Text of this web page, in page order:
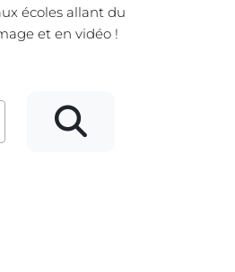
écoles allant du
et en vidéo !